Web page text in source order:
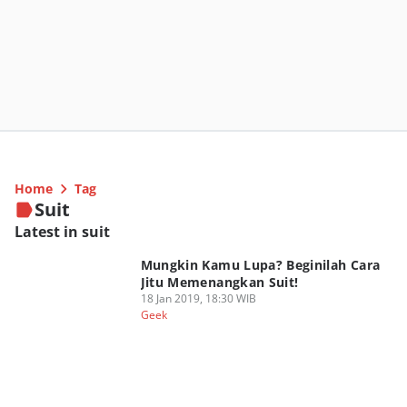
Home Tag
Suit
Latest in suit
Mungkin Kamu Lupa? Beginilah Cara
Jitu Memenangkan Suit!
18 Jan 2019, 18:30 WIB
Geek